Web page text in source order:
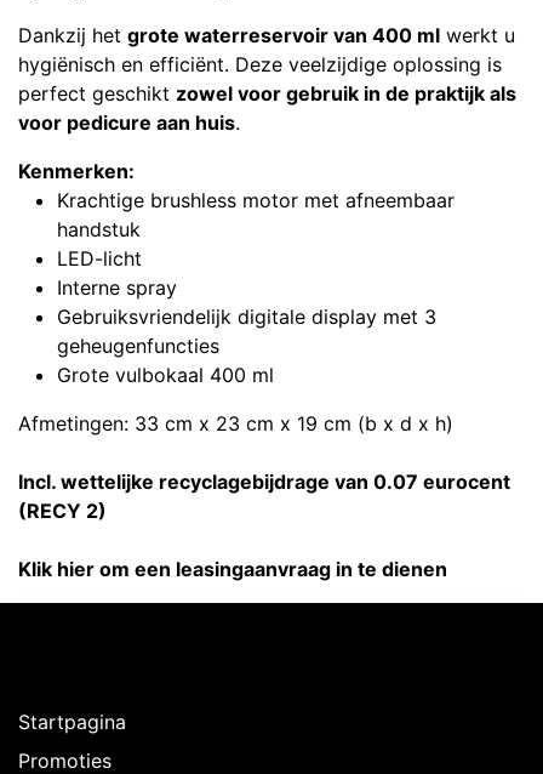
Dankzij het grote waterreservoir van 400 ml werkt u
hygiënisch en efficiënt. Deze veelzijdige oplossing is
perfect geschikt zowel voor gebruik in de praktijk als
voor pedicure aan huis.
Kenmerken:
Krachtige brushless motor met afneembaar
handstuk
LED-licht
Interne spray
Gebruiksvriendelijk digitale display met 3
geheugenfuncties
Grote vulbokaal 400 ml
Afmetingen: 33 cm x 23 cm x 19 cm (b x d x h)
Incl. wettelijke recyclagebijdrage van 0.07 eurocent
(RECY 2)
Klik hier om een leasingaanvraag in te dienen
Startpagina
Promoties